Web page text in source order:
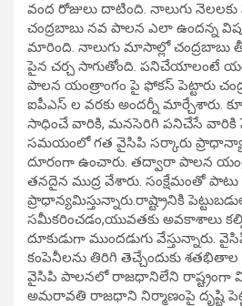
వంద రోజులు దాటింది. నాలుగు
చంద్రబాబు నవ పాలన ఎలా ఉందన్న
మారింది. నాలుగు మాసాల్లో చంద్రబాబు
పైన చర్చ సాగుతోంది. పనిచేయాలంటే
పాలన యంత్రాంగం పై ఫోకస్ పెట్టారు
ఐపీఎస్ ల వరకు అందర్నీ మార్చేశారు.
సాధించే వారికి, మనసెరిగి పనిచేసే వారికి
సమయంలో గత వైసిపి సర్కారు
దూరంగా ఉంచారు. తద్వారా పాలన
తనదైన ముద్ర వేశారు. సంక్షేమంతో
ప్రాధాన్యమిస్తున్నారు.రాష్ట్రానికి
సమీకరించడం,యువతకు అవకాశాలు
దూకుడుగా ముందడుగు వేస్తున్నారు.
కంపెనీలను తిరిగి తెచ్చేందుకు శతభితాల
వైసిపి పాలనలో రాజధానిలేని రాష్ట్రంగా
అమరావతి రాజధాని నిర్మాణంపై దృష్టి